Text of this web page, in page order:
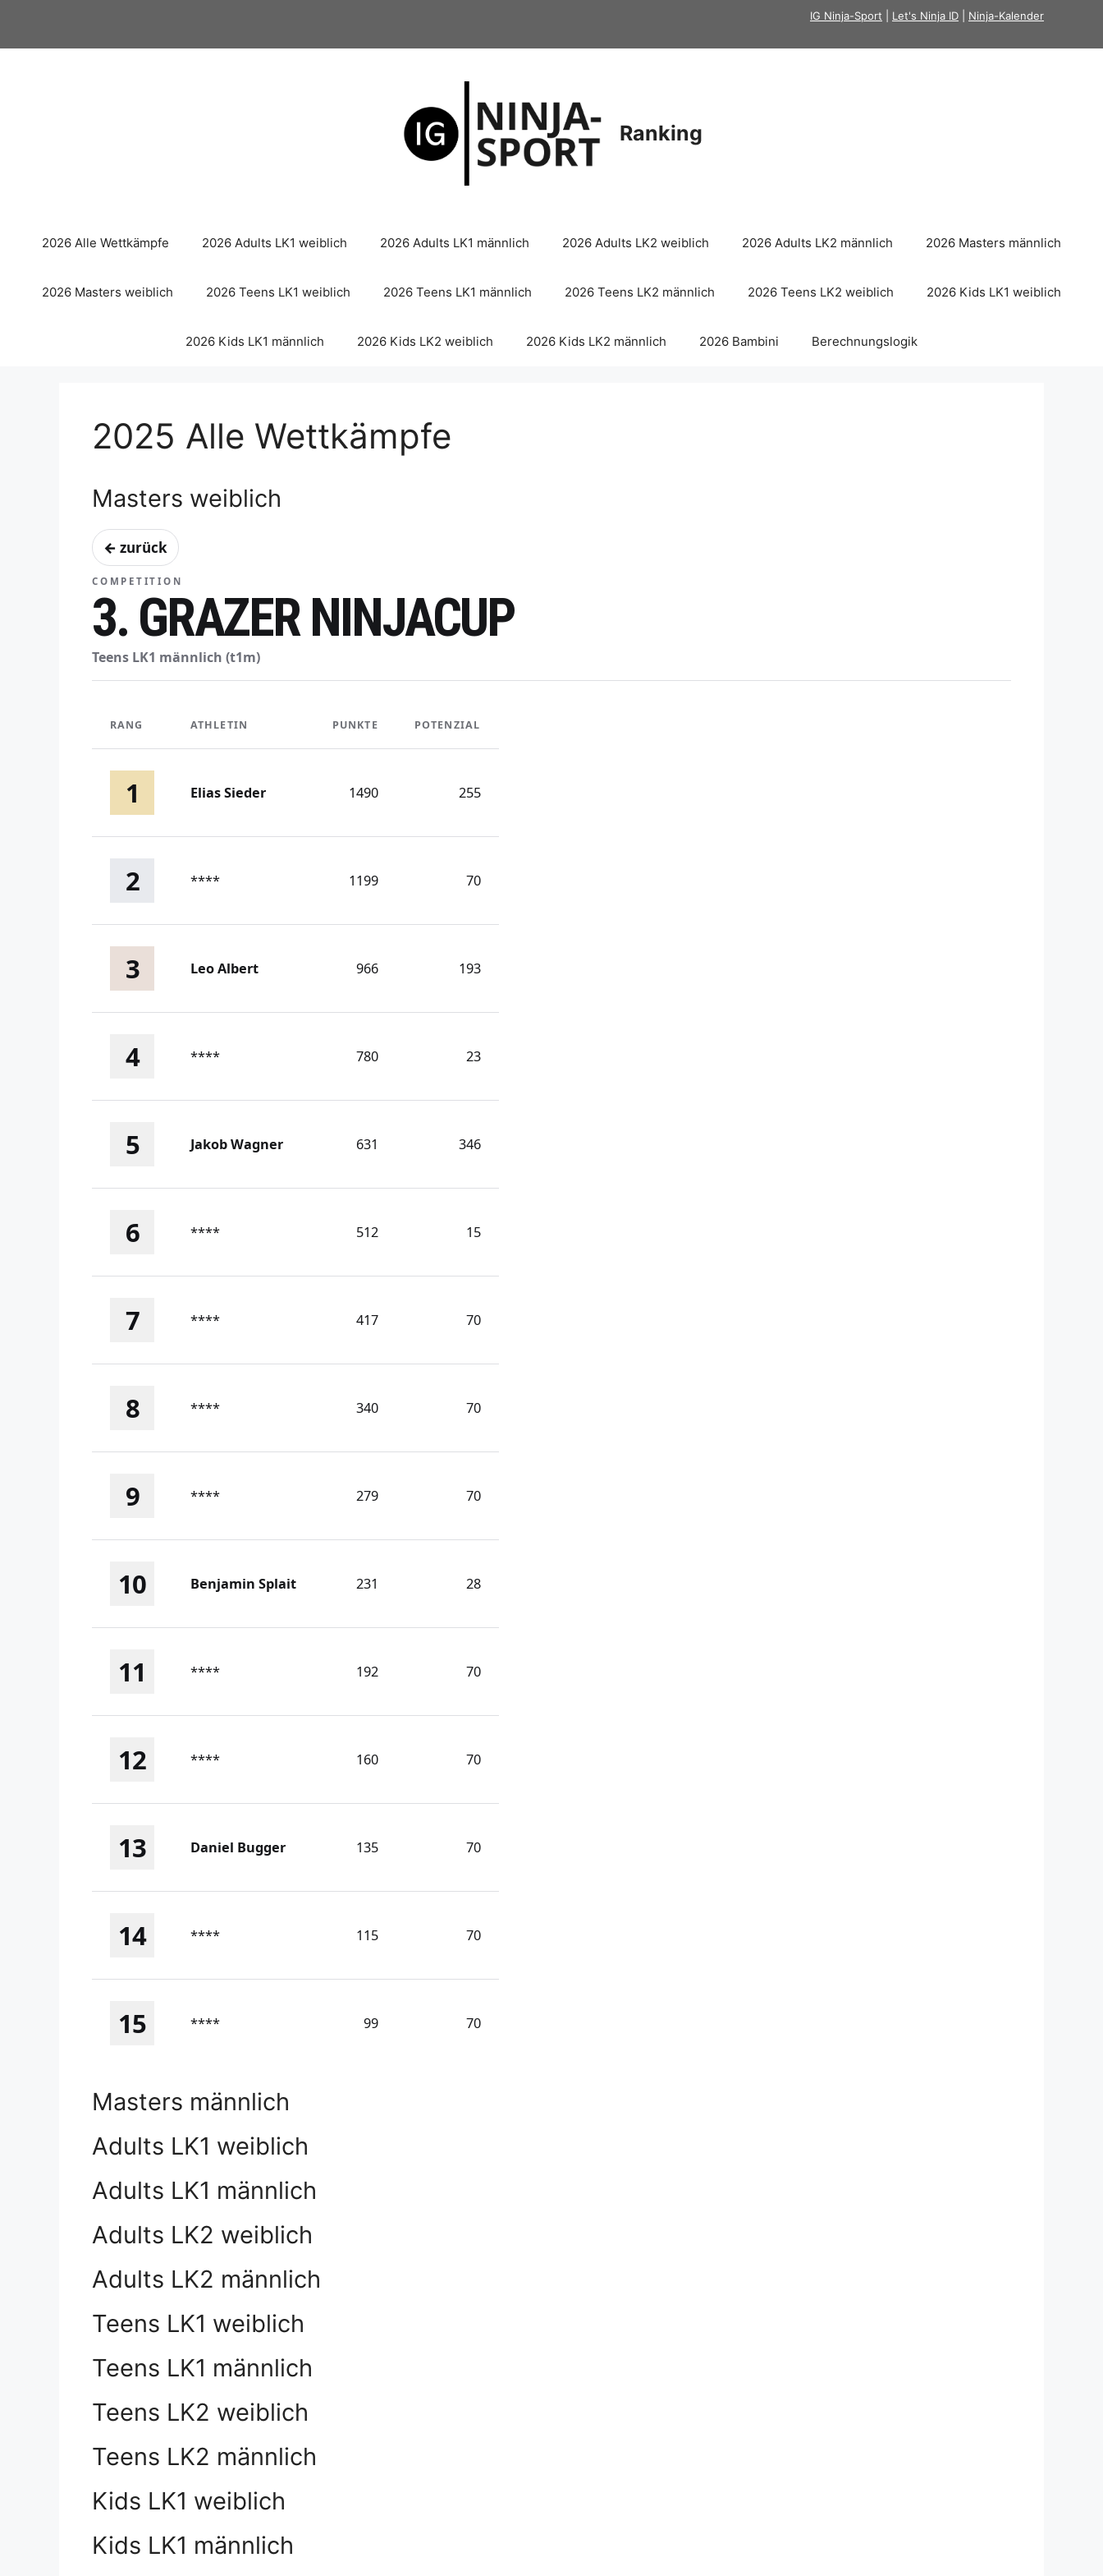
springen
IG Ninja-Sport Let's Ninja ID Ninja-Kalender
Ranking
2026 Alle Wettkämpfe 2026 Adults LK1 weiblich 2026 Adults LK1 männlich 2026 Adults LK2 weiblich 2026 Adults LK2 männlich 2026 Masters männlich
2026 Masters weiblich 2026 Teens LK1 weiblich 2026 Teens LK1 männlich 2026 Teens LK2 männlich 2026 Teens LK2 weiblich 2026 Kids LK1 weiblich
2026 Kids LK1 männlich 2026 Kids LK2 weiblich 2026 Kids LK2 männlich 2026 Bambini Berechnungslogik
2025 Alle Wettkämpfe
Masters weiblich
← zurück
COMPETITION
3. GRAZER NINJACUP
Teens LK1 männlich (t1m)
RANG ATHLETIN PUNKTE POTENZIAL
1 Elias Sieder 1490 255
2 **** 1199 70
3 Leo Albert 966 193
4 **** 780 23
5 Jakob Wagner 631 346
6 **** 512 15
7 **** 417 70
8 **** 340 70
9 **** 279 70
10 Benjamin Splait 231 28
11 **** 192 70
12 **** 160 70
13 Daniel Bugger 135 70
14 **** 115 70
15 **** 99 70
Masters männlich
Adults LK1 weiblich
Adults LK1 männlich
Adults LK2 weiblich
Adults LK2 männlich
Teens LK1 weiblich
Teens LK1 männlich
Teens LK2 weiblich
Teens LK2 männlich
Kids LK1 weiblich
Kids LK1 männlich